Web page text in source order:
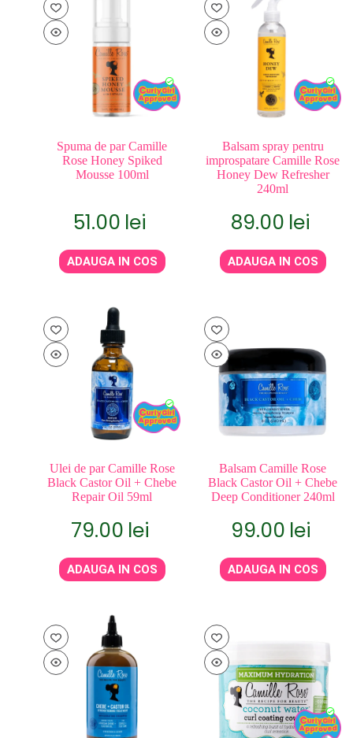
Spuma de par Camille
Rose Honey Spiked
Mousse 100ml
51.00 lei
ADAUGA IN COS
Balsam spray pentru
improspatare Camille Rose
Honey Dew Refresher
240ml
89.00 lei
ADAUGA IN COS
Ulei de par Camille Rose
Black Castor Oil + Chebe
Repair Oil 59ml
79.00 lei
ADAUGA IN COS
Balsam Camille Rose
Black Castor Oil + Chebe
Deep Conditioner 240ml
99.00 lei
ADAUGA IN COS